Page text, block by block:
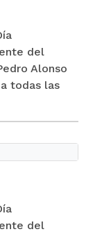
del
Alonso
todas las
del